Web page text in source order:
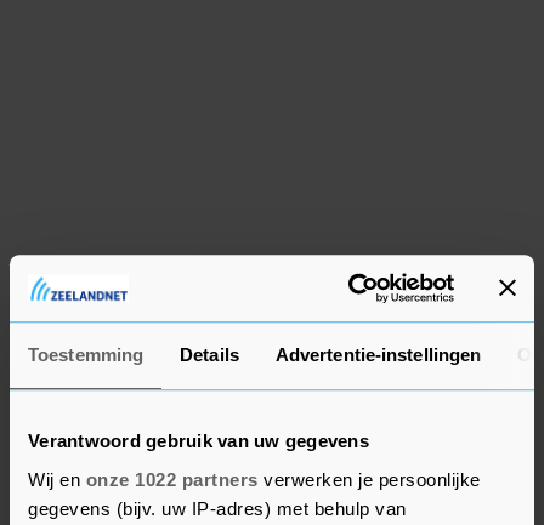
Toestemming Details Advertentie-instellingen
Verantwoord gebruik van uw gegevens
Wij en onze 1022 partners verwerken je persoonlijke
gegevens (bijv. uw IP-adres) met behulp van